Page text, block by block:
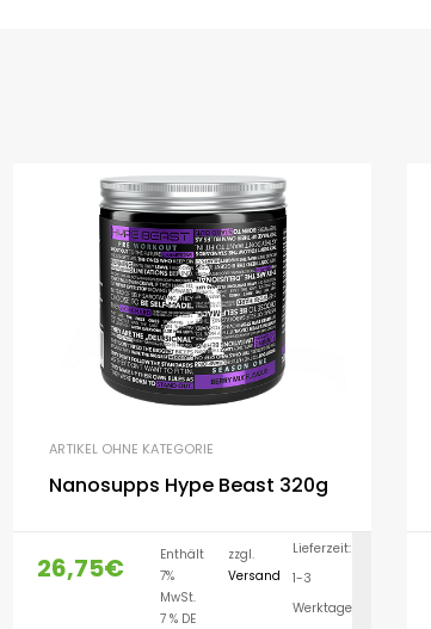
AUSFÜHRUNG WÄHLEN
ARTIKEL OHNE KATEGORIE
Nanosupps Hype Beast 320g
26,75€
Enthält
7%
MwSt.
7 % DE
zzgl.
Versand
Lieferzeit:
1-3
Werktage